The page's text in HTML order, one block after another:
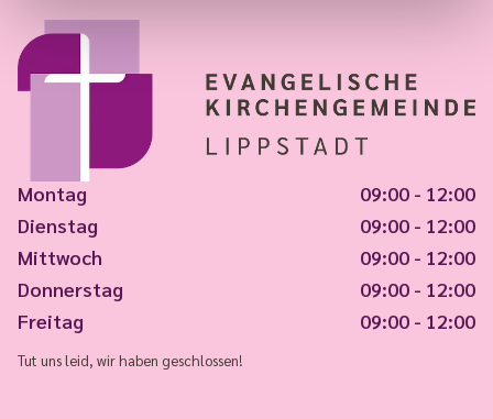
Montag
09:00 - 12:00
Dienstag
09:00 - 12:00
Mittwoch
09:00 - 12:00
Donnerstag
09:00 - 12:00
Freitag
09:00 - 12:00
Tut uns leid, wir haben geschlossen!